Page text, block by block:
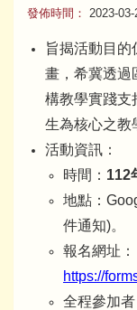
發佈時間：
2023-
旨揭活動目
畫，希冀透過
構教學實踐支
生為核心之教
活動資訊：
時間： 112
地點：
件通知)。
報名網址：
https://
全程參加者